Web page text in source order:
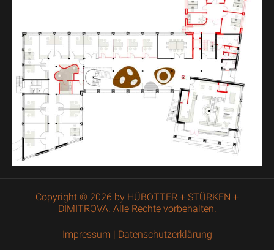
Copyright © 2026 by HÜBOTTER + STÜRKEN +
DIMITROVA. Alle Rechte vorbehalten.
Impressum | Datenschutzerklärung